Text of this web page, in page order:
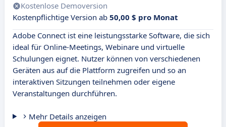
Kostenlose Demoversion
Kostenpflichtige Version ab 50,00 $ pro Monat
Adobe Connect ist eine leistungsstarke Software, die sich
ideal für Online-Meetings, Webinare und virtuelle
Schulungen eignet. Nutzer können von verschiedenen
Geräten aus auf die Plattform zugreifen und so an
interaktiven Sitzungen teilnehmen oder eigene
Veranstaltungen durchführen.
Mehr Details anzeigen